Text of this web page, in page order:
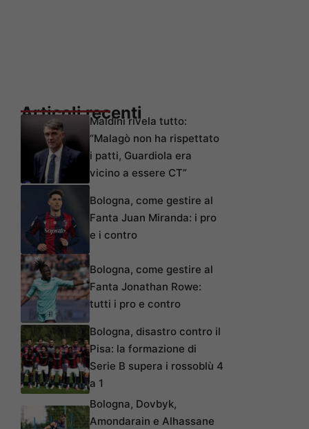
Articoli recenti
Maldini rivela tutto:
“Malagò non ha rispettato
i patti, Guardiola era
vicino a essere CT”
Bologna, come gestire al
Fanta Juan Miranda: i pro
e i contro
Bologna, come gestire al
Fanta Jonathan Rowe:
tutti i pro e contro
Bologna, disastro contro il
Pisa: la formazione di
Serie B supera i rossoblù 4
a 1
Bologna, Dovbyk,
Amondarain e Alhassane